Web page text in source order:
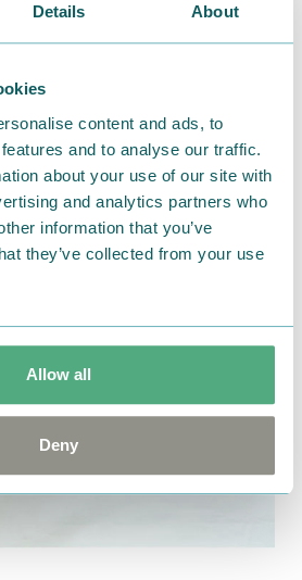
Details About
content and ads, to
and to analyse our traffic.
about your use of our site with
and analytics partners who
information that you’ve
they’ve collected from your use
Allow all
Deny
ル缶バッジ。柄は日替りの全
へのプレゼントなのですが、初日
間ほどで配布終了になってしま
にその日の分がなくなっていた
い。